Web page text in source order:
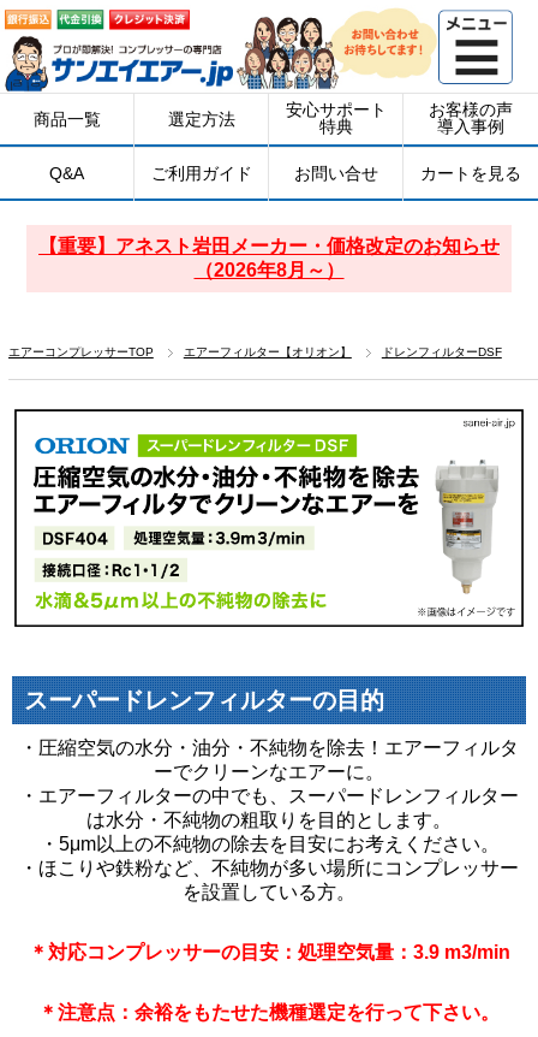
【重要】アネスト岩田メーカー・価格改定のお知らせ
（2026年8月～）
商品一覧 選定方法
安心サポート
特典
お客様の声
導入事例
Q&A ご利用ガイド お問い合せ カートを見る
エアーコンプレッサーTOP エアーフィルター【オリオン】 ドレンフィルターDSF
スーパードレンフィルターの目的
・圧縮空気の水分・油分・不純物を除去！エアーフィルタ
ーでクリーンなエアーに。
・エアーフィルターの中でも、スーパードレンフィルター
は水分・不純物の粗取りを目的とします。
・5μm以上の不純物の除去を目安にお考えください。
・ほこりや鉄粉など、不純物が多い場所にコンプレッサー
を設置している方。
＊対応コンプレッサーの目安：処理空気量：3.9 m3/min
＊注意点：余裕をもたせた機種選定を行って下さい。